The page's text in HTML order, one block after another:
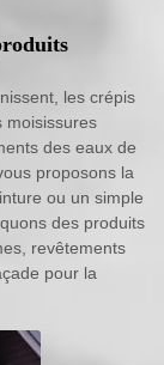
les crépis
moisissures
des eaux de
proposons la
ou un simple
des produits
revêtements
pour la